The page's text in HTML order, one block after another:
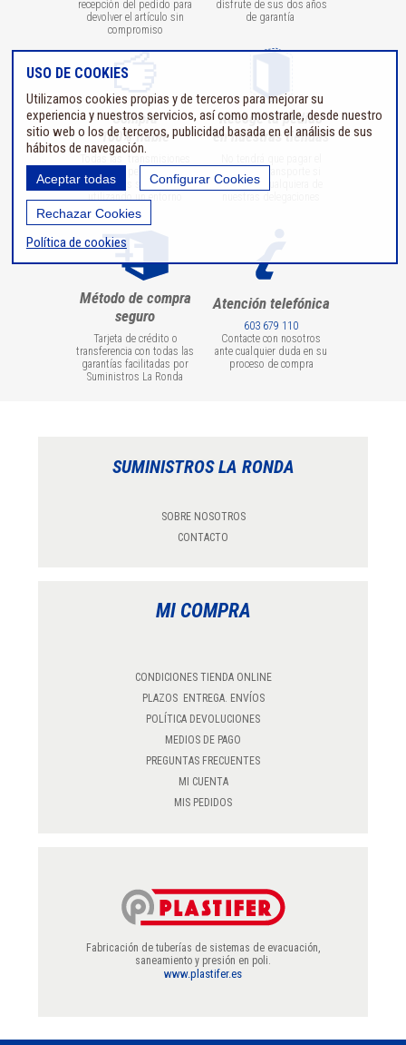
recepción del pedido para
devolver el artículo sin
compromiso
disfrute de sus dos años
de garantía
Compra
100% fiable
Todas las transmisiones
de datos personales o
bancarios se realizan
utilizando un entorno
seguro
Recoge tu pedido
en nuestras tiendas
coste del transporte si
recoge en cualquiera de
Método de compra
seguro
Tarjeta de crédito o
transferencia con todas las
garantías facilitadas por
Suministros La Ronda
Atención telefónica
603 679 110
Contacte con nosotros
ante cualquier duda en su
proceso de compra
SUMINISTROS LA RONDA
SOBRE NOSOTROS
CONTACTO
MI COMPRA
CONDICIONES TIENDA ONLINE
PLAZOS ENTREGA. ENVÍOS
POLÍTICA DEVOLUCIONES
MEDIOS DE PAGO
PREGUNTAS FRECUENTES
MI CUENTA
MIS PEDIDOS
Fabricación de tuberías de sistemas de evacuación,
saneamiento y presión en poli.
www.plastifer.es
USO DE COOKIES
Utilizamos cookies propias y de terceros para mejorar su
experiencia y nuestros servicios, así como mostrarle, desde nuestro
sitio web o los de terceros, publicidad basada en el análisis de sus
hábitos de navegación.
Aceptar todas Configurar Cookies
Rechazar Cookies
Política de cookies